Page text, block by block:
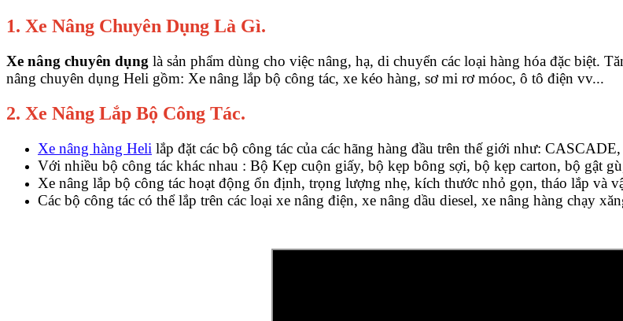
1. Xe Nâng Chuyên Dụng Là Gì.
Xe nâng chuyên dụng là sản phẩm dùng cho việc nâng, hạ, di chuyển các loại hàng hóa đặc biệt.
nâng chuyên dụng Heli gồm: Xe nâng lắp bộ công tác, xe kéo hàng, sơ mi rơ móoc, ô tô điện vv...
2. Xe Nâng Lắp Bộ Công Tác.
Xe nâng hàng Heli lắp đặt các bộ công tác của các hãng hàng đầu trên thế giới như:
Với nhiều bộ công tác khác nhau : Bộ Kẹp cuộn giấy, bộ kẹp bông sợi, bộ kẹp carton, bộ gật
Xe nâng lắp bộ công tác hoạt động ổn định, trọng lượng nhẹ, kích thước nhỏ gọn, tháo lắp và
Các bộ công tác có thể lắp trên các loại xe nâng điện, xe nâng dầu diesel, xe nâng hàng chạy